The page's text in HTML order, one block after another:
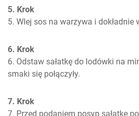
5. Krok
5. Wlej sos na warzywa i dokładnie
6. Krok
6. Odstaw sałatkę do lodówki na
smaki się połączyły.
7. Krok
7. Przed podaniem posyp sałatkę